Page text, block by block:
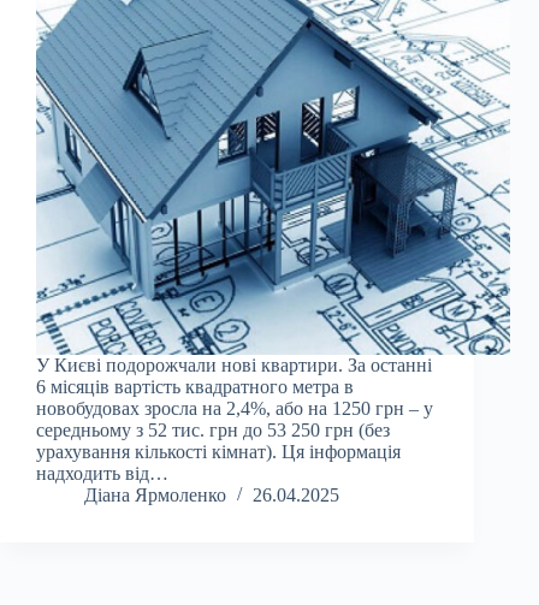
У Києві подорожчали нові квартири. За останні
6 місяців вартість квадратного метра в
новобудовах зросла на 2,4%, або на 1250 грн – у
середньому з 52 тис. грн до 53 250 грн (без
урахування кількості кімнат). Ця інформація
надходить від…
Діана Ярмоленко
26.04.2025